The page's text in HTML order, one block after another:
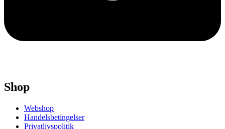
Shop
Webshop
Handelsbetingelser
Privatlivspolitik